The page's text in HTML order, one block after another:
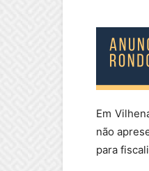
Em
não
para